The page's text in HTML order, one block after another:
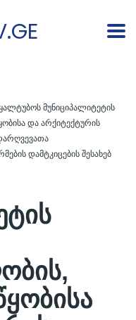
მუნიციპალიტეტის
და არქიტექტურის
დამტკიცების შესახებ